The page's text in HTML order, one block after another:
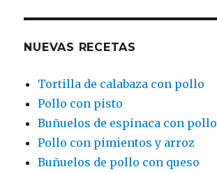
NUEVAS RECETAS
Tortilla de calabaza con pollo
Pollo con pisto
Buñuelos de espinaca con pollo
Pollo con pimientos y arroz
Buñuelos de pollo con queso